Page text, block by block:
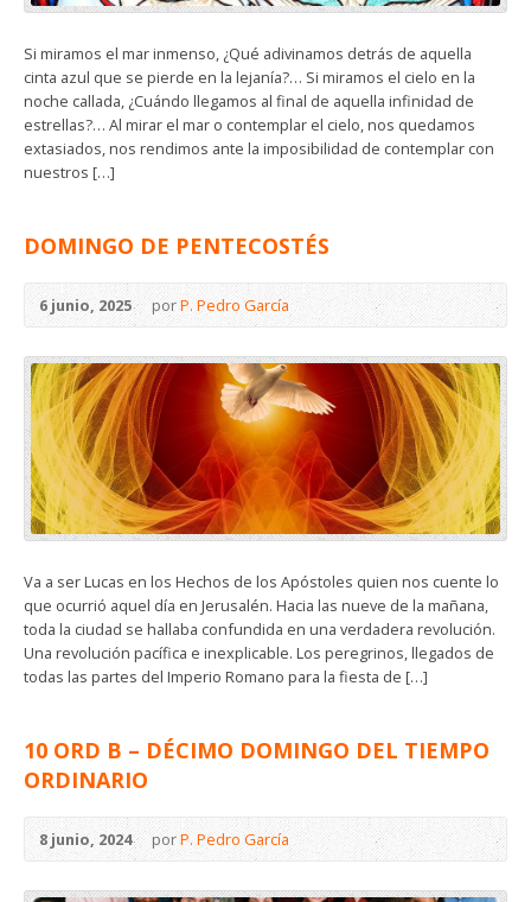
Si miramos el mar inmenso, ¿Qué adivinamos detrás de aquella
cinta azul que se pierde en la lejanía?… Si miramos el cielo en la
noche callada, ¿Cuándo llegamos al final de aquella infinidad de
estrellas?… Al mirar el mar o contemplar el cielo, nos quedamos
extasiados, nos rendimos ante la imposibilidad de contemplar con
nuestros […]
DOMINGO DE PENTECOSTÉS
6 junio, 2025 porP. Pedro García
Va a ser Lucas en los Hechos de los Apóstoles quien nos cuente lo
que ocurrió aquel día en Jerusalén. Hacia las nueve de la mañana,
toda la ciudad se hallaba confundida en una verdadera revolución.
Una revolución pacífica e inexplicable. Los peregrinos, llegados de
todas las partes del Imperio Romano para la fiesta de […]
10 ORD B – DÉCIMO DOMINGO DEL TIEMPO
ORDINARIO
8 junio, 2024 porP. Pedro García